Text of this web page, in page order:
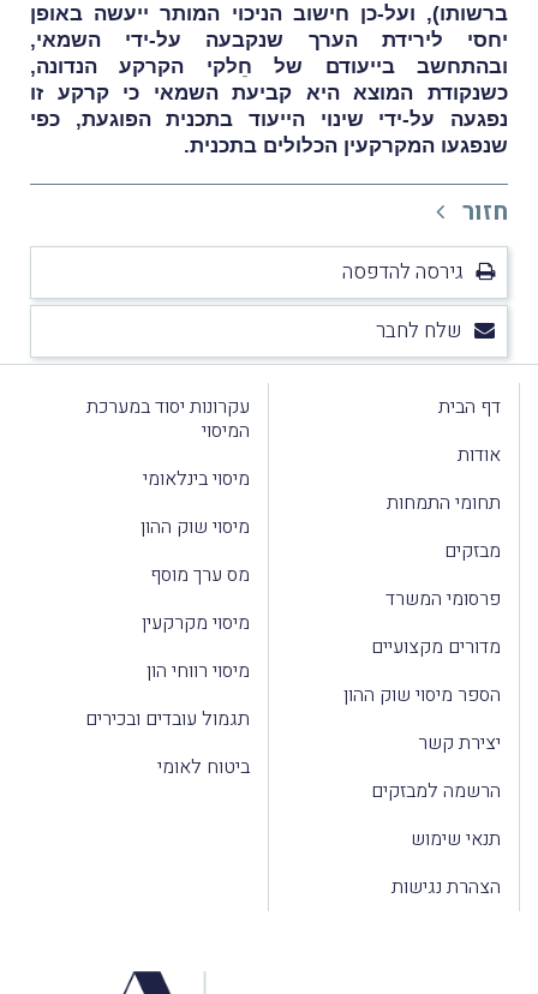
ברשותו), ועל-כן חישוב הניכוי המותר ייעשה באופן
יחסי לירידת הערך שנקבעה על-ידי השמאי,
ובהתחשב בייעודם של חֵלקי הקרקע הנדונה,
כשנקודת המוצא היא קביעת השמאי כי קרקע זו
נפגעה על-ידי שינוי הייעוד בתכנית הפוגעת, כפי
שנפגעו המקרקעין הכלולים בתכנית.
חזור
גירסה להדפסה
שלח לחבר
דף הבית
אודות
תחומי התמחות
מבזקים
פרסומי המשרד
מדורים מקצועיים
הספר מיסוי שוק ההון
יצירת קשר
הרשמה למבזקים
תנאי שימוש
הצהרת נגישות
עקרונות יסוד במערכת
המיסוי
מיסוי בינלאומי
מיסוי שוק ההון
מס ערך מוסף
מיסוי מקרקעין
מיסוי רווחי הון
תגמול עובדים ובכירים
ביטוח לאומי